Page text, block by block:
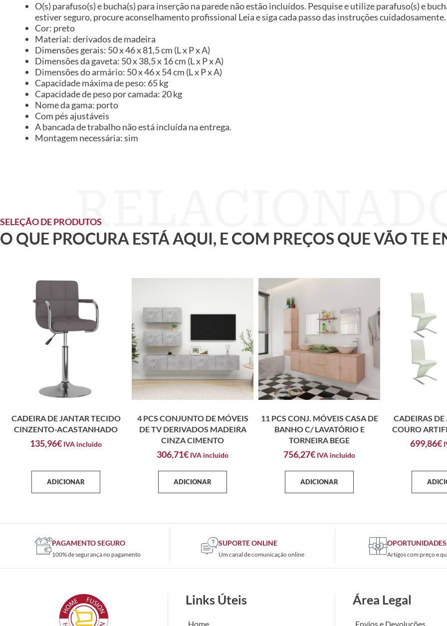
O(s) parafuso(s) e bucha(s) para inserção na parede não estão incluídos. Pesquise e utilize parafuso(s) e
estiver seguro, procure aconselhamento profissional Leia e siga cada passo das instruções cuidadosamente.
Cor: preto
Material: derivados de madeira
Dimensões gerais: 50 x 46 x 81,5 cm (L x P x A)
Dimensões da gaveta: 50 x 38,5 x 16 cm (L x P x A)
Dimensões do armário: 50 x 46 x 54 cm (L x P x A)
Capacidade máxima de peso: 65 kg
Capacidade de peso por camada: 20 kg
Nome da gama: porto
Com pés ajustáveis
A bancada de trabalho não está incluída na entrega.
Montagem necessária: sim
SELEÇÃO DE PRODUTOS
O QUE PROCURA ESTÁ AQUI, E COM PREÇOS QUE VÃO TE
CADEIRA DE JANTAR TECIDO
CINZENTO-ACASTANHADO
135,96€ IVA incluido
ADICIONAR
4 PCS CONJUNTO DE MÓVEIS
DE TV DERIVADOS MADEIRA
CINZA CIMENTO
306,71€ IVA incluido
ADICIONAR
11 PCS CONJ. MÓVEIS CASA DE
BANHO C/ LAVATÓRIO E
TORNEIRA BEGE
756,27€ IVA incluido
ADICIONAR
CADEIRAS DE
COURO
699,86€
PAGAMENTO SEGURO
100% de segurança no pagamento
SUPORTE ONLINE
Um canal de comunicação online
OPORTUNIDADES
Artigos com preço e
Links Úteis
Home
Área Legal
Envios e Devoluções